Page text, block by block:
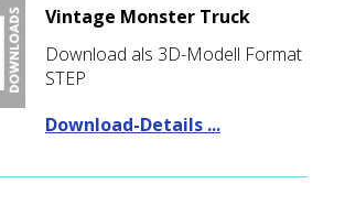
Vintage Monster Truck
Download als 3D-Modell Format
STEP
Download-Details ...